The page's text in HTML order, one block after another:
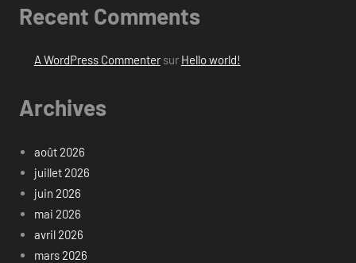
Recent Comments
A WordPress Commentersur Hello world!
Archives
août 2026
juillet 2026
juin 2026
mai 2026
avril 2026
mars 2026